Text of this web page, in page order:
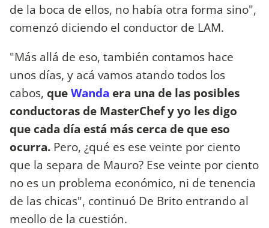
de la boca de ellos, no había otra forma sino",
comenzó diciendo el conductor de LAM.
"Más allá de eso, también contamos hace
unos días, y acá vamos atando todos los
cabos, queWanda era una de las posibles
conductoras de MasterChef y yo les digo
que cada día está más cerca de que eso
ocurra. Pero, ¿qué es ese veinte por ciento
que la separa de Mauro? Ese veinte por ciento
no es un problema económico, ni de tenencia
de las chicas", continuó De Brito entrando al
meollo de la cuestión.